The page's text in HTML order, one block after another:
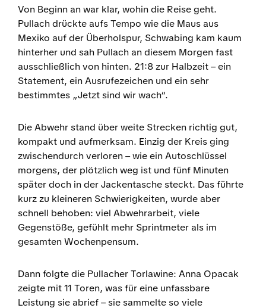
Von Beginn an war klar, wohin die Reise geht.
Pullach drückte aufs Tempo wie die Maus aus
Mexiko auf der Überholspur, Schwabing kam kaum
hinterher und sah Pullach an diesem Morgen fast
ausschließlich von hinten. 21:8 zur Halbzeit – ein
Statement, ein Ausrufezeichen und ein sehr
bestimmtes „Jetzt sind wir wach“.
Die Abwehr stand über weite Strecken richtig gut,
kompakt und aufmerksam. Einzig der Kreis ging
zwischendurch verloren – wie ein Autoschlüssel
morgens, der plötzlich weg ist und fünf Minuten
später doch in der Jackentasche steckt. Das führte
kurz zu kleineren Schwierigkeiten, wurde aber
schnell behoben: viel Abwehrarbeit, viele
Gegenstöße, gefühlt mehr Sprintmeter als im
gesamten Wochenpensum.
Dann folgte die Pullacher Torlawine: Anna Opacak
zeigte mit 11 Toren, was für eine unfassbare
Leistung sie abrief – sie sammelte so viele